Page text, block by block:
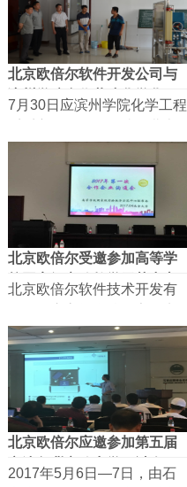
北京欧倍尔软件开发公司与
滨州学院合作共建化学化工
虚...
7月30日应滨州学院化学工程
北京欧倍尔受邀参加高等学
校国家级实验教学示范中心
联...
北京欧倍尔软件技术开发有
验教学示...
北京欧倍尔应邀参加第五届
京津鲁冀实验力学研讨会
2017年5月6日—7日，由石